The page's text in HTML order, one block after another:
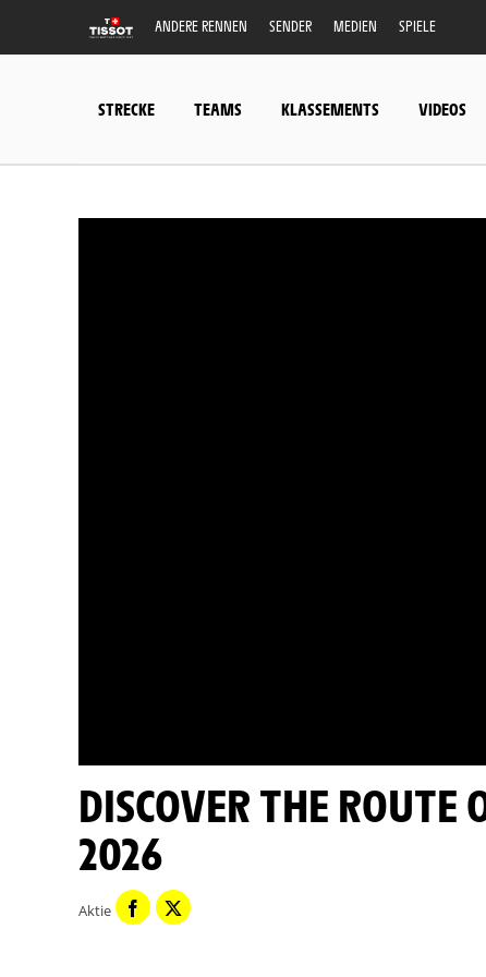
ANDERE RENNEN SENDER MEDIEN SPIELE
STRECKE TEAMS KLASSEMENTS VIDEOS
DISCOVER THE ROUTE OF ETAPPE 8 - TOUR DE FRANCE
2026
Aktie